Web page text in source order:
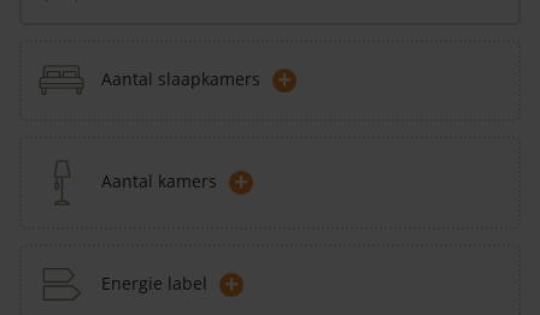
Aantal slaapkamers +
Aantal kamers +
Energie label +